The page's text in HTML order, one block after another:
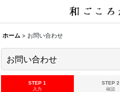
ホーム > お問い合わせ
お問い合わせ
STEP 1
入力
STEP 2
確認